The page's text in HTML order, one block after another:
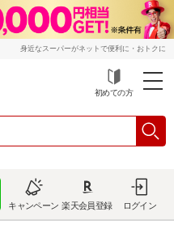
身近なスーパーがネットで便利に・おトクに
初めての方
キャンペーン 楽天会員登録 ログイン